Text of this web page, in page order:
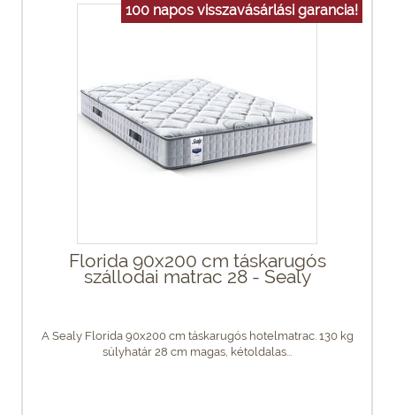
100 napos visszavásárlási garancia!
Florida 90x200 cm táskarugós
szállodai matrac 28 - Sealy
A Sealy Florida 90x200 cm táskarugós hotelmatrac. 130 kg
súlyhatár 28 cm magas, kétoldalas...